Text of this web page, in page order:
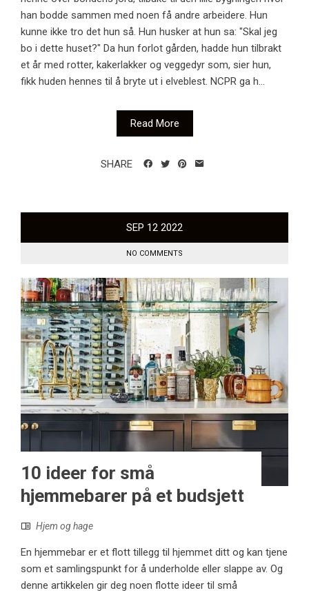
han bodde sammen med noen få andre arbeidere. Hun
kunne ikke tro det hun så. Hun husker at hun sa: "Skal jeg
bo i dette huset?" Da hun forlot gården, hadde hun tilbrakt
et år med rotter, kakerlakker og veggedyr som, sier hun,
fikk huden hennes til å bryte ut i elveblest. NCPR ga h...
Read More
SHARE
SEP 12 2022
NO COMMENTS
10 ideer for små
hjemmebarer på et budsjett
Hjem og hage
En hjemmebar er et flott tillegg til hjemmet ditt og kan tjene
som et samlingspunkt for å underholde eller slappe av. Og
denne artikkelen gir deg noen flotte ideer til små